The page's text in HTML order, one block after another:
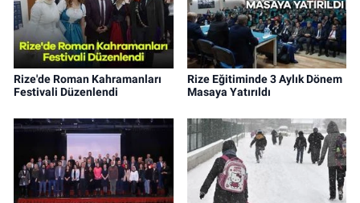
Rize'de Roman Kahramanları
Festivali Düzenlendi
Rize Eğitiminde 3 Aylık Dönem
Masaya Yatırıldı